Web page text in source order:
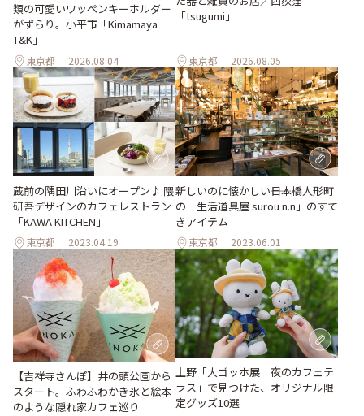
類の可愛いワッペンキーホルダー
がずらり。小平市「Kimamaya
T&K」
東京都 2026.08.04
「tsugumi」
東京都 2026.08.05
蔵前の隅田川沿いにオープン♪ 隈
研吾デザインのカフェレストラン
「KAWA KITCHEN」
東京都 2023.04.19
新しいのに懐かしい――日本橋人形町
の「生活道具屋 surou n.n」のすて
きアイテム
東京都 2023.06.01
【吉祥寺さんぽ】井の頭公園から
スタート。ふわふわかき氷と絵本
のような隠れ家カフェ巡り
上野「大ゴッホ展 夜のカフェテ
ラス」で見つけた、オリジナル限
定グッズ10選